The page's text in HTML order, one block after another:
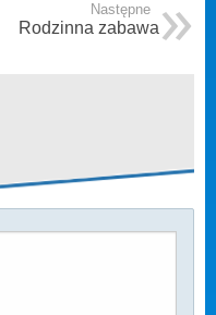
Następne
Rodzinna zabawa